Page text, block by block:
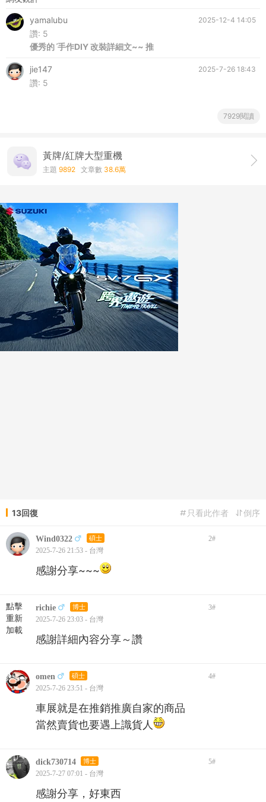
2025-12-4 14:05
yamalubu
讚: 5
優秀的ˊ手作DIY 改裝詳細文~~ 推
2025-7-26 18:43
jie147
讚: 5
7929閱讀
黃牌/紅牌大型重機
主題 9892 文章數 38.6萬
13回復 倒序
只看此作者
Wind0322 碩士 2#
2025-7-26 21:53 - 台灣
感謝分享~~~
點擊
重新
加載
richie 博士 3#
2025-7-26 23:03 - 台灣
感謝詳細內容分享～讚
omen 碩士 4#
2025-7-26 23:51 - 台灣
車展就是在推銷推廣自家的商品
當然賣貨也要遇上識貨人
dick730714 博士 5#
2025-7-27 07:01 - 台灣
感謝分享，好東西